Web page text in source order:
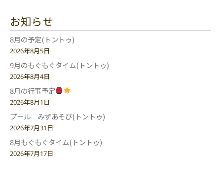
お知らせ
8月の予定(トントゥ)
2026年8月5日
9月のもぐもぐタイム(トントゥ)
2026年8月4日
8月の行事予定
2026年8月1日
プール みずあそび(トントゥ)
2026年7月31日
8月もぐもぐタイム(トントゥ)
2026年7月17日